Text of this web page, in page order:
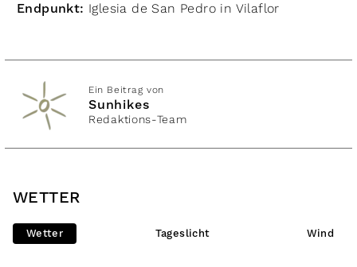
Endpunkt: Iglesia de San Pedro in Vilaflor​
Ein Beitrag von
Sunhikes
Redaktions-Team
WETTER
Wetter Tageslicht Wind